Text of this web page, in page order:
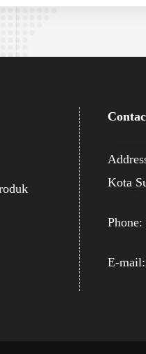
Kota
E-